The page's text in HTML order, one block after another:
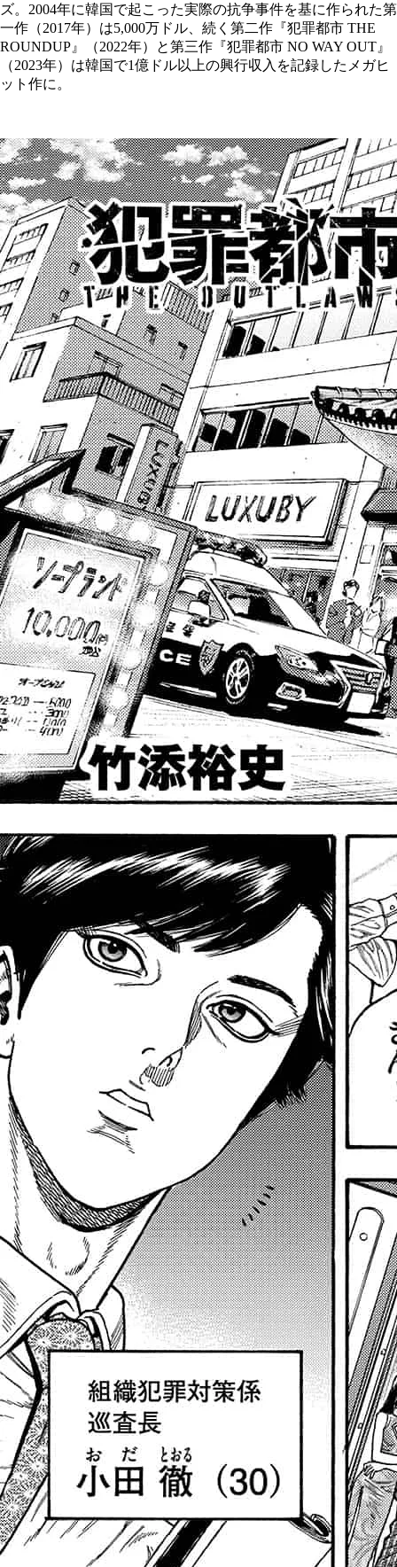
ズ。2004年に韓国で起こった実際の抗争事件を基に作られた第
一作（2017年）は5,000万ドル、続く第二作『犯罪都市 THE
ROUNDUP』（2022年）と第三作『犯罪都市 NO WAY OUT』
（2023年）は韓国で1億ドル以上の興行収入を記録したメガヒ
ット作に。